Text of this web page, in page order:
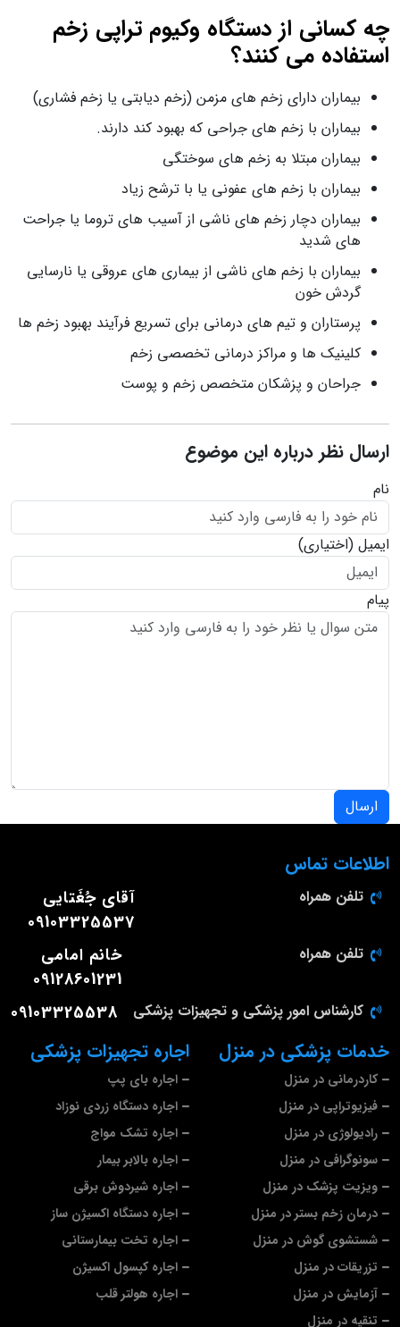
چه کسانی از دستگاه وکیوم تراپی زخم
استفاده می کنند؟
بیماران دارای زخم‌ های مزمن (زخم دیابتی یا زخم فشاری)
بیماران با زخم‌ های جراحی که بهبود کند دارند.
بیماران مبتلا به زخم‌ های سوختگی
بیماران با زخم‌ های عفونی یا با ترشح زیاد
بیماران دچار زخم‌ های ناشی از آسیب‌ های تروما یا جراحت‌
های شدید
بیماران با زخم‌ های ناشی از بیماری‌ های عروقی یا نارسایی
گردش خون
پرستاران و تیم‌ های درمانی برای تسریع فرآیند بهبود زخم‌ ها
کلینیک‌ ها و مراکز درمانی تخصصی زخم
جراحان و پزشکان متخصص زخم و پوست
ارسال نظر درباره این موضوع
نام
ایمیل (اختیاری)
پیام
ارسال
اجاره تجهیزات پزشکی
اجاره بای پپ
اجاره دستگاه زردی نوزاد
اجاره تشک مواج
اجاره بالابر بیمار
اجاره شیردوش برقی
اجاره دستگاه اکسیژن ساز
اجاره تخت بیمارستانی
اجاره کپسول اکسیژن
اجاره هولتر قلب
خدمات پزشکی در منزل
کاردرمانی در منزل
فیزیوتراپی در منزل
رادیولوژی در منزل
سونوگرافی در منزل
ویزیت پزشک در منزل
درمان زخم بستر در منزل
شستشوی گوش در منزل
تزریقات در منزل
آزمایش در منزل
تنقیه در منزل
اطلاعات تماس
تلفن همراه
آقای جُغَتایی
09103325537
تلفن همراه
خانم امامی
09128601231
کارشناس امور پزشکی و تجهیزات پزشکی 09103325538